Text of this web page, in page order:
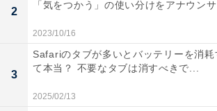
2
「気をつかう」の使い分けをアナウンサ
2023/10/16
3
Safariのタブが多いとバッテリーを消耗
て本当？ 不要なタブは消すべきで...
2025/02/13